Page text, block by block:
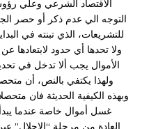
الاقتصاد الشرعي وعلي
التوجه الي عدم ذكر أو حصر
للتشريعات، الذي تبنته في
ولا تحدها أي حدود
الأموال يجب ألا تدخل في
ولهذا يكتفي بالنص، أن
وبهذه الكيفية الحديثة فان
غسل أموال خاصة عندما